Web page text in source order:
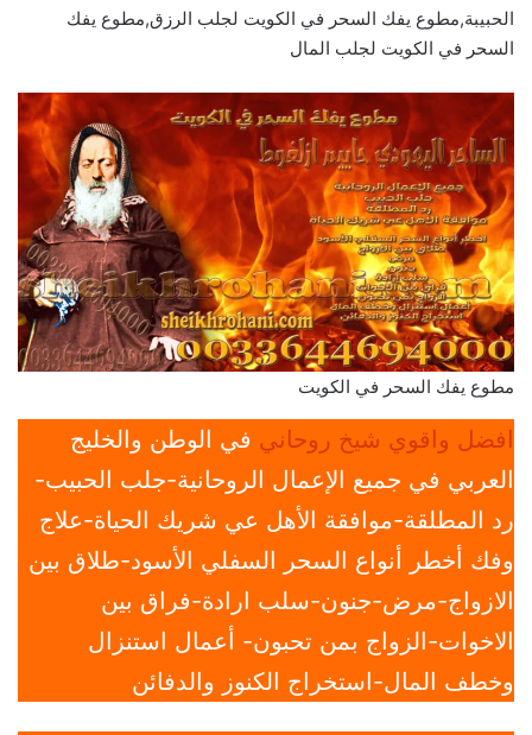
الحبيبة,مطوع يفك السحر في الكويت لجلب الرزق,مطوع يفك
السحر في الكويت لجلب المال
مطوع يفك السحر في الكويت
افضل واقوي شيخ روحاني في الوطن والخليج
العربي في جميع الإعمال الروحانية-جلب الحبيب-
رد المطلقة-موافقة الأهل عي شريك الحياة-علاج
وفك أخطر أنواع السحر السفلي الأسود-طلاق بين
الازواج-مرض-جنون-سلب ارادة-فراق بين
الاخوات-الزواج بمن تحبون- أعمال استنزال
وخطف المال-استخراج الكنوز والدفائن